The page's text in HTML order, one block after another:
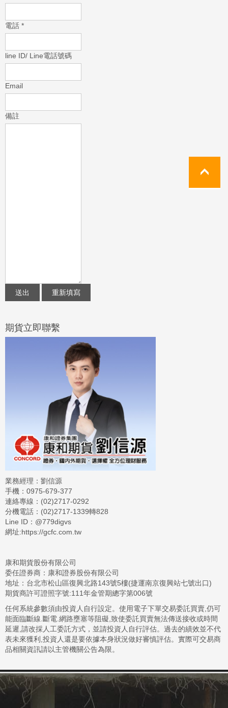
電話 *
line ID/ Line電話號碼
Email
備註
期貨立即聯繫
業務經理：劉信源
手機：0975-679-377
連絡專線：(02)2717-0292
分機電話：(02)2717-1339轉828
Line ID：@779digvs
網址:https://gcfc.com.tw
康和期貨股份有限公司
委任證券商：康和證券股份有限公司
地址：台北市松山區復興北路143號5樓(捷運南京復興站七號出口)
期貨商許可證照字號:111年金管期總字第006號
任何系統參數須由投資人自行設定。使用電子下單交易委託買賣,仍可
能面臨斷線.斷電.網路壅塞等阻礙,致使委託買賣無法傳送接收或時間
延遲,請改採人工委託方式，並請投資人自行評估。過去的績效並不代
表未來獲利,投資人還是要依據本身狀況做好審慎評估。實際可交易商
品相關資訊請以主管機關公告為限。